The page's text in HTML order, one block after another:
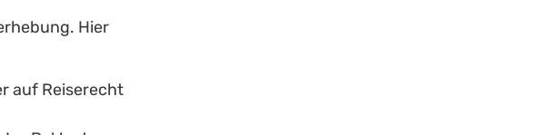
Hier
auf Reiserecht